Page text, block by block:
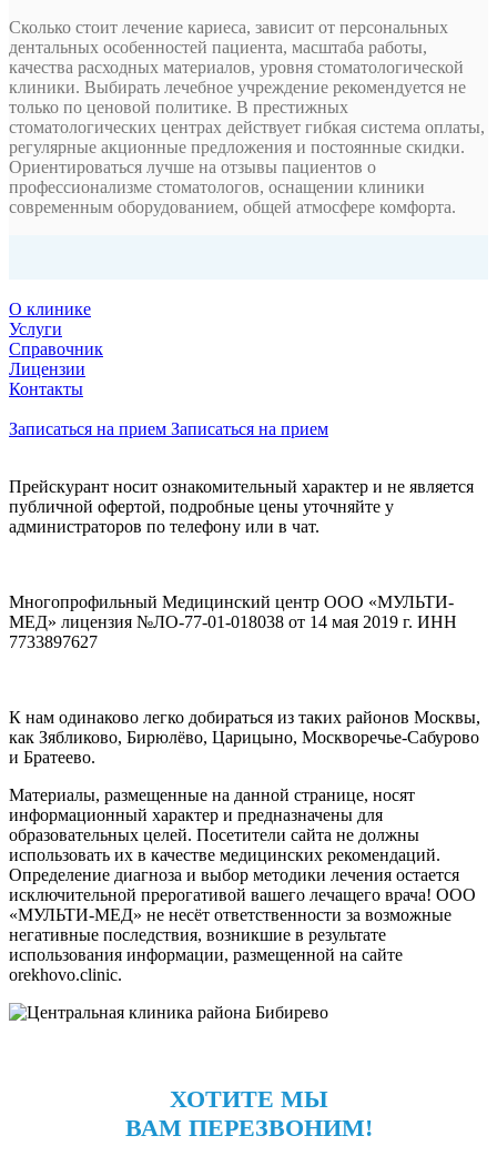
Сколько стоит лечение кариеса, зависит от персональных
дентальных особенностей пациента, масштаба работы,
качества расходных материалов, уровня стоматологической
клиники. Выбирать лечебное учреждение рекомендуется не
только по ценовой политике. В престижных
стоматологических центрах действует гибкая система оплаты,
регулярные акционные предложения и постоянные скидки.
Ориентироваться лучше на отзывы пациентов о
профессионализме стоматологов, оснащении клиники
современным оборудованием, общей атмосфере комфорта.
О клинике
Услуги
Справочник
Лицензии
Контакты
Записаться на прием Записаться на прием
Прейскурант носит ознакомительный характер и не является
публичной офертой, подробные цены уточняйте у
администраторов по телефону или в чат.
Многопрофильный Медицинский центр ООО «МУЛЬТИ-
МЕД» лицензия №ЛО-77-01-018038 от 14 мая 2019 г. ИНН
7733897627
К нам одинаково легко добираться из таких районов Москвы,
как Зябликово, Бирюлёво, Царицыно, Москворечье-Сабурово
и Братеево.
Материалы, размещенные на данной странице, носят
информационный характер и предназначены для
образовательных целей. Посетители сайта не должны
использовать их в качестве медицинских рекомендаций.
Определение диагноза и выбор методики лечения остается
исключительной прерогативой вашего лечащего врача! ООО
«МУЛЬТИ-МЕД» не несёт ответственности за возможные
негативные последствия, возникшие в результате
использования информации, размещенной на сайте
orekhovo.clinic.
ХОТИТЕ МЫ
ВАМ ПЕРЕЗВОНИМ!